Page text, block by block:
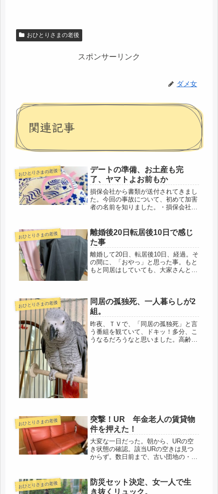
おひとりさまの老後
スポンサーリンク
ダメ女
関連記事
おひとりさまの老後
デートの準備、お土産も完
了、ヤマトよお前もか
損保会社から書類が送付されてきまし
た。今回の事故について、初めて加害
者の名前を知りました。・損保会社発
確認すると、治療が終わり、一件落着
になった時点で返送するようです。う
っ...
おひとりさまの老後
離婚後20日転居後10日で感じ
た事
離婚して20日、転居後10日、経過。そ
の間に、「おやっ」と思った事。もと
もと同居はしていても、大家さんと住
夫がその本性を出し、こりゃ、大変...
おひとりさまの老後
同居の孤独死、一人暮らしが2
組。
昨夜、ＴＶで、「同居の孤独死」と言
う番組を観ていて、ドキッ！多分、こ
うなるだろうなと思いました。高齢の
おひとりさまの老後
突撃！UR 年金老人の賃貸物
件を押えた！
大変な一日だった。朝から、URの空
き状態の確認。該当URの空きは見つ
からず。数日前まで、古い団地の・・
埋まっていた。その後、銀行の貸金庫
へ。用事は済ませて、帰宅。のんびり
おひとりさまの老後
防災セット決定、女一人で生
き抜くリュック。